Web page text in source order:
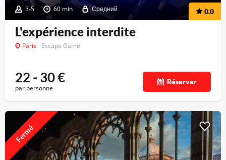
3-5 60 min Средний 0.0
L'expérience interdite
Paris Escape Game
22 - 30€
par personne
Réserver
Fermé